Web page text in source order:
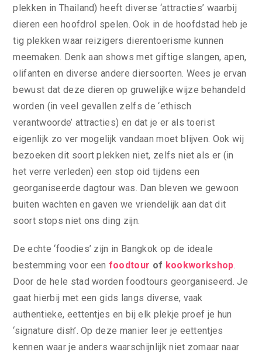
plekken in Thailand) heeft diverse ‘attracties’ waarbij
dieren een hoofdrol spelen. Ook in de hoofdstad heb je
tig plekken waar reizigers dierentoerisme kunnen
meemaken. Denk aan shows met giftige slangen, apen,
olifanten en diverse andere diersoorten. Wees je ervan
bewust dat deze dieren op gruwelijke wijze behandeld
worden (in veel gevallen zelfs de ‘ethisch
verantwoorde’ attracties) en dat je er als toerist
eigenlijk zo ver mogelijk vandaan moet blijven. Ook wij
bezoeken dit soort plekken niet, zelfs niet als er (in
het verre verleden) een stop oid tijdens een
georganiseerde dagtour was. Dan bleven we gewoon
buiten wachten en gaven we vriendelijk aan dat dit
soort stops niet ons ding zijn.
De echte ‘foodies’ zijn in Bangkok op de ideale
bestemming voor een foodtour of kookworkshop
Door de hele stad worden foodtours georganiseerd. Je
gaat hierbij met een gids langs diverse, vaak
authentieke, eettentjes en bij elk plekje proef je hun
‘signature dish’. Op deze manier leer je eettentjes
kennen waar je anders waarschijnlijk niet zomaar naar